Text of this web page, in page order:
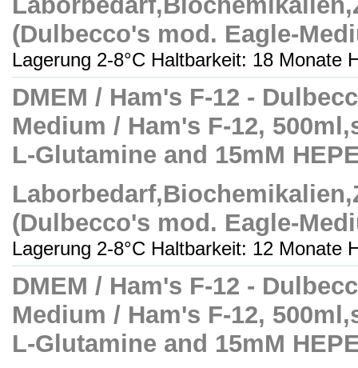
(Dulbecco's mod. Eagle-
Lagerung 2-8°C Haltbarkeit: 18 Monate
DMEM / Ham's F-12 -
Medium / Ham's F-12,
L-Glutamine and 15mM
(Dulbecco's mod. Eagle-
Lagerung 2-8°C Haltbarkeit: 12 Monate
DMEM / Ham's F-12 -
Medium / Ham's F-12,
L-Glutamine and 15mM